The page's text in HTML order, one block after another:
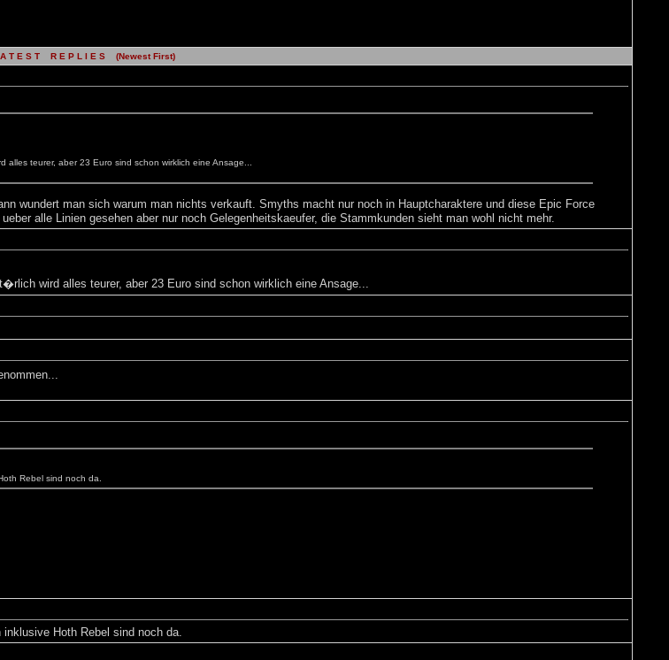
T E S T R E P L I E S (Newest First)
teurer, aber 23 Euro sind schon wirklich eine Ansage...
wundert man sich warum man nichts verkauft. Smyths macht nur noch in Hauptcharaktere und diese Epic Force
alle Linien gesehen aber nur noch Gelegenheitskaeufer, die Stammkunden sieht man wohl nicht mehr.
wird alles teurer, aber 23 Euro sind schon wirklich eine Ansage...
Rebel sind noch da.
Hoth Rebel sind noch da.